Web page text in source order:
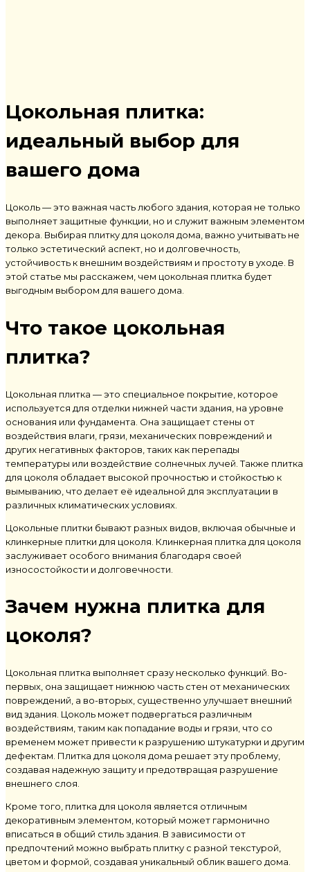
Цокольная плитка:
идеальный выбор для
вашего дома
Цоколь— это важная часть любого здания, которая не только
выполняет защитные функции, но и служит важным элементом
декора. Выбирая плитку для цоколя дома , важно учитывать не
только эстетический аспект, но и долговечность,
устойчивость к внешним воздействиям и простоту в уходе. В
этой статье мы расскажем, чем цокольная плитка будет
выгодным выбором для вашего дома.
Что такое цокольная
плитка?
Цокольная плитка — это специальное покрытие, которое
используется для отделки нижней части здания, на уровне
основания или фундамента. Она защищает стены от
воздействия влаги, грязи, механических повреждений и
других негативных факторов, таких как перепады
температуры или воздействие солнечных лучей. Также плитка
для цоколя обладает высокой прочностью и стойкостью к
вымыванию, что делает её идеальной для эксплуатации в
различных климатических условиях.
Цокольные плитки бывают разных видов, включая обычные и
клинкерные плитки для цоколя Клинкерная плитка для цоколя
заслуживает особого внимания благодаря своей
износостойкости и долговечности.
Зачем нужна плитка для
цоколя?
Цокольная плитка выполняет сразу несколько функций. Во-
первых, она защищает нижнюю часть стен от механических
повреждений, а во-вторых, существенно улучшает внешний
вид здания. Цоколь может подвергаться различным
воздействиям, таким как попадание воды и грязи, что со
временем может привести к разрушению штукатурки и другим
дефектам. Плитка для цоколя дома решает эту проблему,
создавая надежную защиту и предотвращая разрушение
внешнего слоя.
Кроме того, плитка для цоколя является отличным
декоративным элементом, который может гармонично
вписаться в общий стиль здания. В зависимости от
предпочтений можно выбрать плитку с разной текстурой,
цветом и формой, создавая уникальный облик вашего дома.